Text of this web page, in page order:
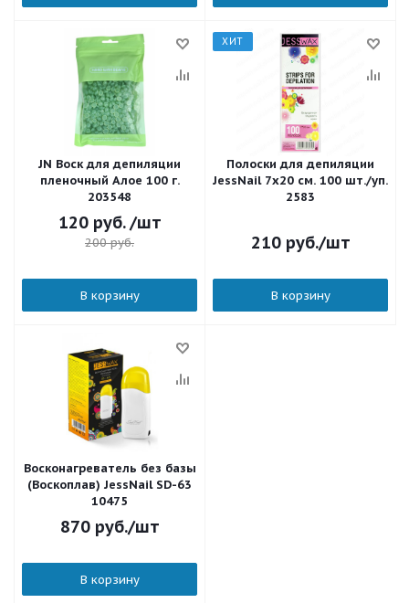
JN Воск для депиляции
пленочный Алое 100 г.
203548
120руб. /шт
200руб.
В корзину
ХИТ
Полоски для депиляции
JessNail 7х20 см. 100 шт./уп.
2583
210руб./шт
В корзину
Восконагреватель без базы
(Воскоплав) JessNail SD-63
10475
870руб./шт
В корзину